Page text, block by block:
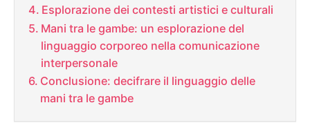
Esplorazione dei contesti artistici e culturali
Mani tra le gambe: un esplorazione del
linguaggio corporeo nella comunicazione
interpersonale
Conclusione: decifrare il linguaggio delle
mani tra le gambe